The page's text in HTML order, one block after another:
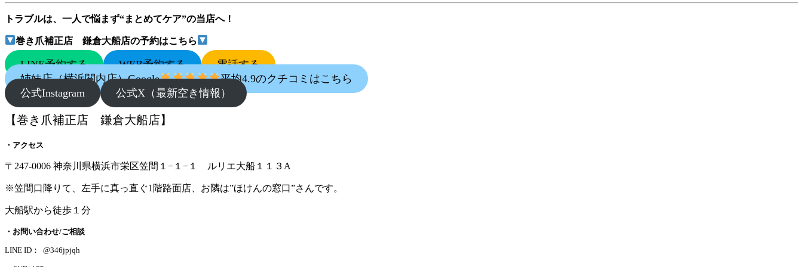
トラブルは、一人で悩まず“まとめてケア”の当店へ！
巻き爪補正店 鎌倉大船店の予約はこちら
LINE予約する WEB予約する
電話する
姉妹店（横浜関内店）Google
平均4.9のクチコミはこちら
公式Instagram
公式X（最新空き情報）
【巻き爪補正店 鎌倉大船店】
・アクセス
〒247-0006 神奈川県横浜市栄区笠間１−１−１ ルリエ大船１１３A
※笠間口降りて、左手に真っ直ぐ1階路面店、お隣は”ほけんの窓口”さんです。
大船駅から徒歩１分
・お問い合わせ/ご相談
LINE ID： @346jpjqh